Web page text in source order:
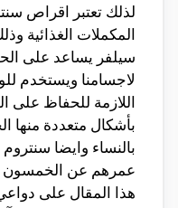
لذلك تعتبر اقراص
المكملات الغذائية
سيلفر يساعد على
لاجسامنا ويستخدم
اللازمة للحفاظ على
بأشكال متعددة منها
بالنساء وايضا
عمرهم عن الخمسون
هذا المقال على